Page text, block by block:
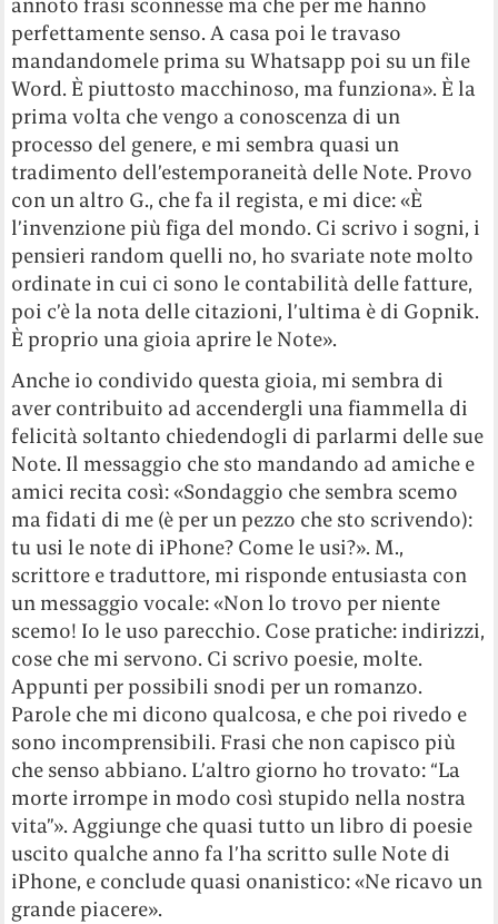
annoto frasi sconnesse ma che per me hanno
perfettamente senso. A casa poi le travaso
mandandomele prima su Whatsapp poi su un file
Word. È piuttosto macchinoso, ma funziona». È la
prima volta che vengo a conoscenza di un
processo del genere, e mi sembra quasi un
tradimento dell’estemporaneità delle Note. Provo
con un altro G., che fa il regista, e mi dice: «È
l’invenzione più figa del mondo. Ci scrivo i sogni, i
pensieri random quelli no, ho svariate note molto
ordinate in cui ci sono le contabilità delle fatture,
poi c’è la nota delle citazioni, l’ultima è di Gopnik.
È proprio una gioia aprire le Note».
Anche io condivido questa gioia, mi sembra di
aver contribuito ad accendergli una fiammella di
felicità soltanto chiedendogli di parlarmi delle sue
Note. Il messaggio che sto mandando ad amiche e
amici recita così: «Sondaggio che sembra scemo
ma fidati di me (è per un pezzo che sto scrivendo):
tu usi le note di iPhone? Come le usi?». M.,
scrittore e traduttore, mi risponde entusiasta con
un messaggio vocale: «Non lo trovo per niente
scemo! Io le uso parecchio. Cose pratiche: indirizzi,
cose che mi servono. Ci scrivo poesie, molte.
Appunti per possibili snodi per un romanzo.
Parole che mi dicono qualcosa, e che poi rivedo e
sono incomprensibili. Frasi che non capisco più
che senso abbiano. L’altro giorno ho trovato: “La
morte irrompe in modo così stupido nella nostra
vita”». Aggiunge che quasi tutto un libro di poesie
uscito qualche anno fa l’ha scritto sulle Note di
iPhone, e conclude quasi onanistico: «Ne ricavo un
grande piacere».